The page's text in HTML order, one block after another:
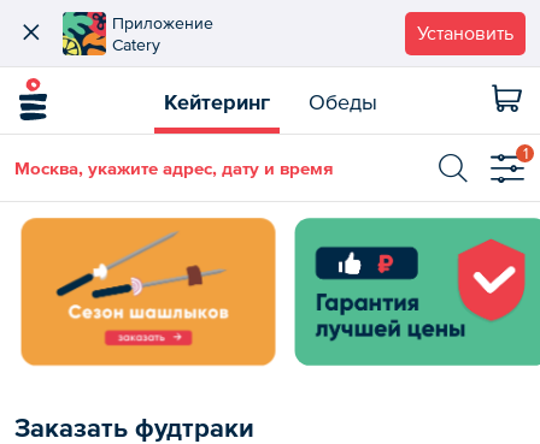
Приложение
Catery
Установить
Кейтеринг Обеды
Москва, укажите адрес, дату и время
1
Заказать фудтраки